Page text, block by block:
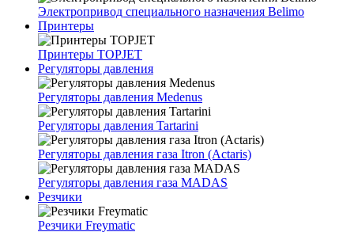
Электропривод специального назначения Belimo
Принтеры
Принтеры TOPJET
Регуляторы давления
Регуляторы давления Medenus
Регуляторы давления Tartarini
Регуляторы давления газа Itron (Actaris)
Регуляторы давления газа MADAS
Резчики
Резчики Freymatic